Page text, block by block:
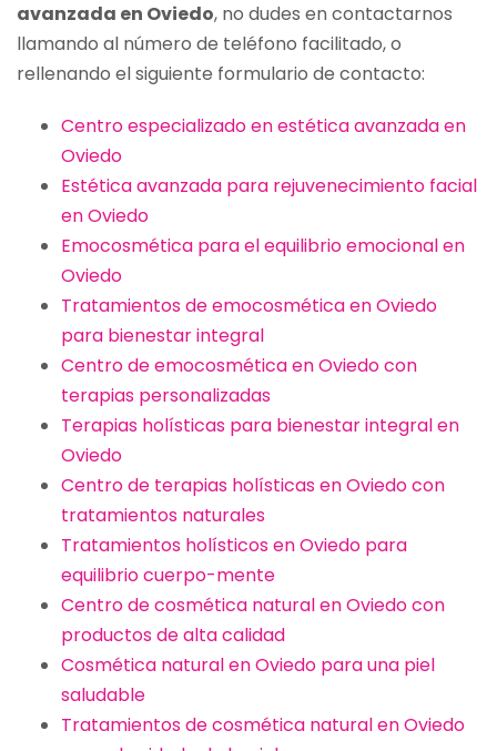
avanzada en Oviedo, no dudes en contactarnos
llamando al número de teléfono facilitado, o
rellenando el siguiente formulario de contacto:
Centro especializado en estética avanzada en
Oviedo
Estética avanzada para rejuvenecimiento facial
en Oviedo
Emocosmética para el equilibrio emocional en
Oviedo
Tratamientos de emocosmética en Oviedo
para bienestar integral
Centro de emocosmética en Oviedo con
terapias personalizadas
Terapias holísticas para bienestar integral en
Oviedo
Centro de terapias holísticas en Oviedo con
tratamientos naturales
Tratamientos holísticos en Oviedo para
equilibrio cuerpo-mente
Centro de cosmética natural en Oviedo con
productos de alta calidad
Cosmética natural en Oviedo para una piel
saludable
Tratamientos de cosmética natural en Oviedo